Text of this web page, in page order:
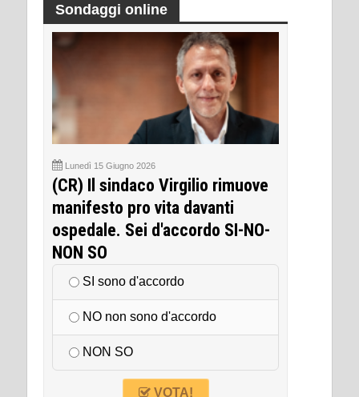
Sondaggi online
Lunedì 15 Giugno 2026
(CR) Il sindaco Virgilio rimuove
manifesto pro vita davanti
ospedale. Sei d'accordo SI-NO-
NON SO
SI sono d'accordo
NO non sono d'accordo
NON SO
VOTA!